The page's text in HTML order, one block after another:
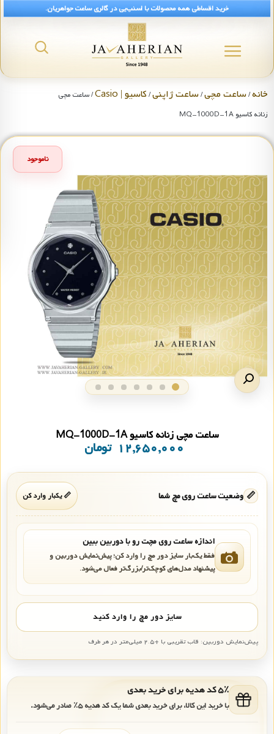
خرید اقساطی همه محصولات با اسنپ‌پی در گالری ساعت جواهریان.
خانه/ساعت مچی/ساعت ژاپنی/ کاسیو | Casio
/ ساعت مچی
زنانه کاسیو MQ-1000D-1A
ناموجود
ساعت مچی زنانه کاسیو MQ-1000D-1A
۱۲,۶۵۰,۰۰۰ تومان
📏 وضعیت ساعت روی مچ شما 📏 یکبار وارد کن
اندازه ساعت روی مچت رو با دوربین ببین
فقط یک‌بار سایز دور مچ را وارد کن؛ پیش‌نمایش دوربین و
پیشنهاد مدل‌های کوچک‌تر/بزرگ‌تر فعال می‌شود.
سایز دور مچ را وارد کنید
پیش‌نمایش دوربین: قاب تقریبی با +۲.۵ میلی‌متر در هر طرف
۵٪ کد هدیه برای خرید بعدی
با خرید این کالا، برای خرید بعدی شما یک کد هدیه۵٪ صادر می‌شود.